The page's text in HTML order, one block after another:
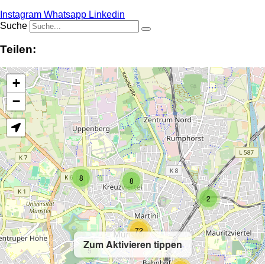
Instagram Whatsapp Linkedin
Suche
Teilen:
Zum Aktivieren tippen
2
8 8
5
72
+
−